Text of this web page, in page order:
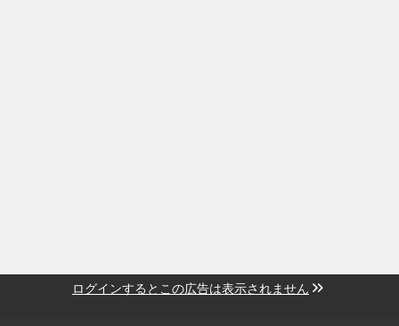
ログインするとこの広告は表示されません